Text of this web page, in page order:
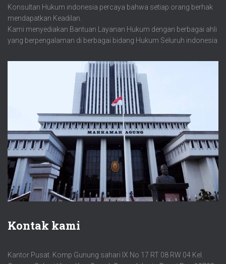
Konsultan Hukum indonesia percaya bahwa setiap orang berhak
mendapatkan Keadilan.
Kami menyediakan Bantuan Layanan Hukum dengan berbagai ahli
yang berpengalaman di berbagai bidang Hukum Seluruh indonesia
Kontak kami
Kantor Pusat. Komp Gunung sahari IX No 17 RT 08 RW 04 Kel.